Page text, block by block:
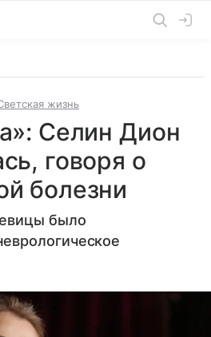
жизнь
Селин Дион
говоря о
болезни
было